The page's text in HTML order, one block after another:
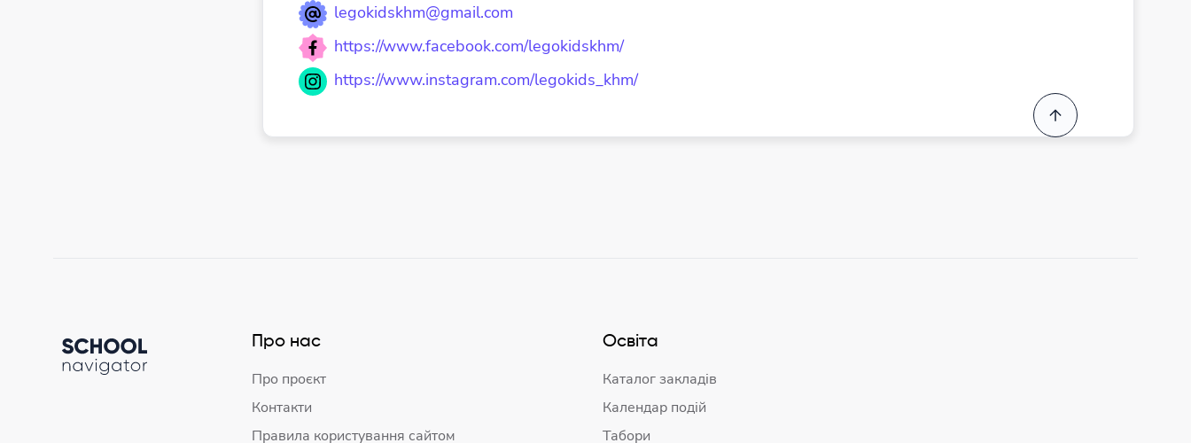
legokidskhm@gmail.com
https://www.facebook.com/legokidskhm/
https://www.instagram.com/legokids_khm/
Про нас
Про проєкт
Контакти
Правила користування сайтом
Освіта
Каталог закладів
Календар подій
Табори